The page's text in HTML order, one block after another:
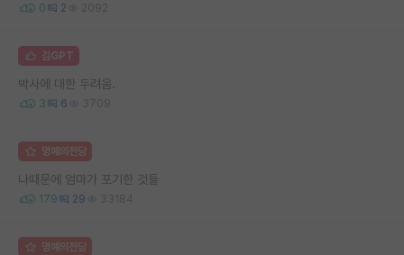
0 2 2092
김GPT
박사에 대한 두려움.
3 6 3709
명예의전당
나때문에 엄마가 포기한 것들
179 29 33184
명예의전당